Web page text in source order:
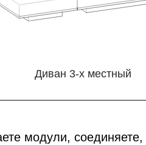
Диван 3‑х местный
модули, соединяете,